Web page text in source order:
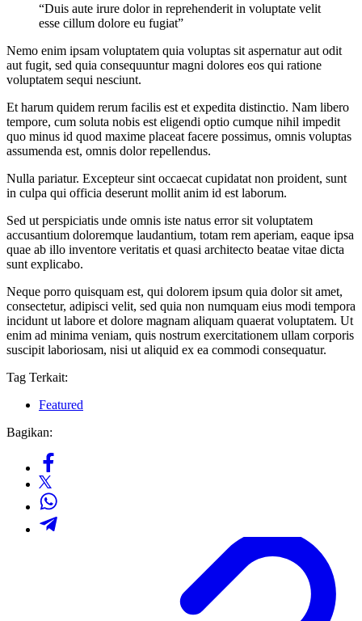
“Duis aute irure dolor in reprehenderit in voluptate velit
esse cillum dolore eu fugiat”
Nemo enim ipsam voluptatem quia voluptas sit aspernatur aut odit
aut fugit, sed quia consequuntur magni dolores eos qui ratione
voluptatem sequi nesciunt.
Et harum quidem rerum facilis est et expedita distinctio. Nam libero
tempore, cum soluta nobis est eligendi optio cumque nihil impedit
quo minus id quod maxime placeat facere possimus, omnis voluptas
assumenda est, omnis dolor repellendus.
Nulla pariatur. Excepteur sint occaecat cupidatat non proident, sunt
in culpa qui officia deserunt mollit anim id est laborum.
Sed ut perspiciatis unde omnis iste natus error sit voluptatem
accusantium doloremque laudantium, totam rem aperiam, eaque ipsa
quae ab illo inventore veritatis et quasi architecto beatae vitae dicta
sunt explicabo.
Neque porro quisquam est, qui dolorem ipsum quia dolor sit amet,
consectetur, adipisci velit, sed quia non numquam eius modi tempora
incidunt ut labore et dolore magnam aliquam quaerat voluptatem. Ut
enim ad minima veniam, quis nostrum exercitationem ullam corporis
suscipit laboriosam, nisi ut aliquid ex ea commodi consequatur.
Tag Terkait:
Featured
Bagikan: